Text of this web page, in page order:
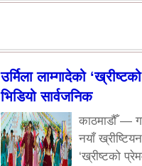
उर्मिला लाम्गादेको
भिडियो सार्वजनिक
काठमाडौँ —
नयाँ
‘ख्रीष्टको